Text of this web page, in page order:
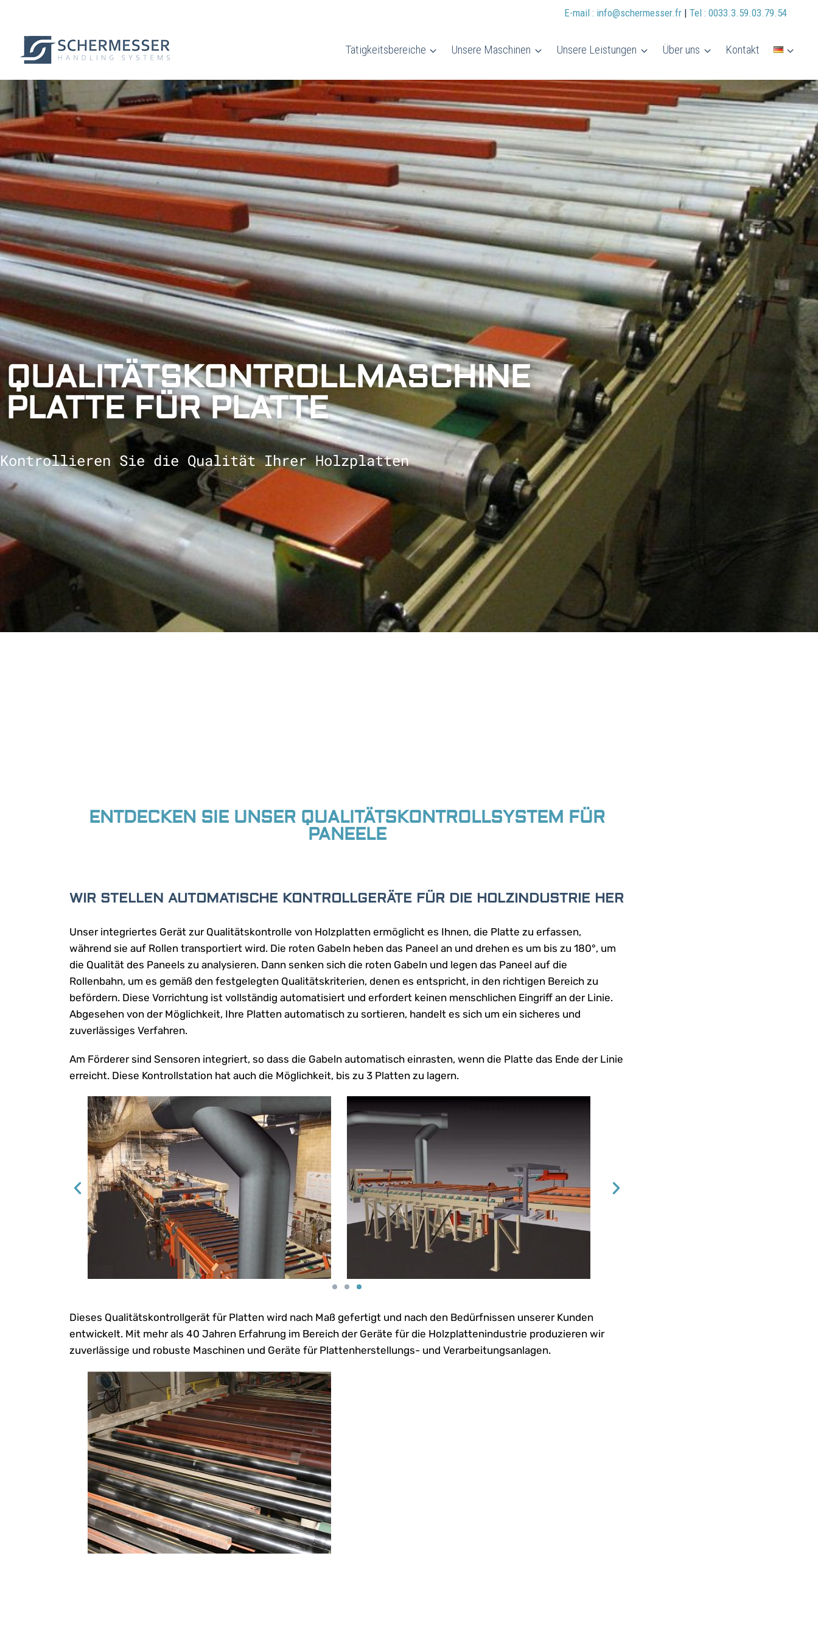
E-mail : info@schermesser.fr | Tel : 0033.3.59.03.79.54
Tätigkeitsbereiche Unsere Maschinen Unsere Leistungen Über uns Kontakt
QUALITÄTSKONTROLLMASCHINE
PLATTE FÜR PLATTE
Kontrollieren Sie die Qualität Ihrer Holzplatten
ENTDECKEN SIE UNSER QUALITÄTSKONTROLLSYSTEM FÜR
PANEELE
WIR STELLEN AUTOMATISCHE KONTROLLGERÄTE FÜR DIE HOLZINDUSTRIE HER
Unser integriertes Gerät zur Qualitätskontrolle von Holzplatten ermöglicht es Ihnen, die Platte zu erfassen,
während sie auf Rollen transportiert wird. Die roten Gabeln heben das Paneel an und drehen es um bis zu 180°, um
die Qualität des Paneels zu analysieren. Dann senken sich die roten Gabeln und legen das Paneel auf die
Rollenbahn, um es gemäß den festgelegten Qualitätskriterien, denen es entspricht, in den richtigen Bereich zu
befördern. Diese Vorrichtung ist vollständig automatisiert und erfordert keinen menschlichen Eingriff an der Linie.
Abgesehen von der Möglichkeit, Ihre Platten automatisch zu sortieren, handelt es sich um ein sicheres und
zuverlässiges Verfahren.
Am Förderer sind Sensoren integriert, so dass die Gabeln automatisch einrasten, wenn die Platte das Ende der Linie
erreicht. Diese Kontrollstation hat auch die Möglichkeit, bis zu 3 Platten zu lagern.
Dieses Qualitätskontrollgerät für Platten wird nach Maß gefertigt und nach den Bedürfnissen unserer Kunden
entwickelt. Mit mehr als 40 Jahren Erfahrung im Bereich der Geräte für die Holzplattenindustrie produzieren wir
zuverlässige und robuste Maschinen und Geräte für Plattenherstellungs- und Verarbeitungsanlagen.